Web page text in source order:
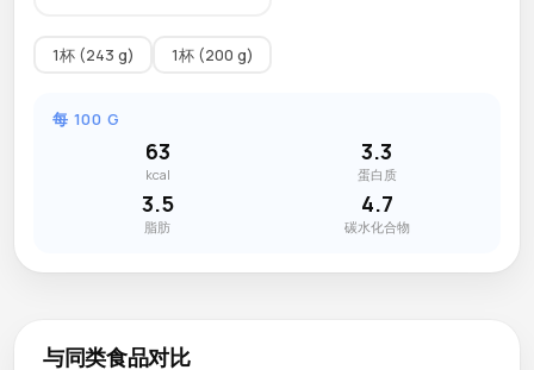
1杯 (243 g) 1杯 (200 g)
每 100 G
63
kcal
3.3
蛋白质
3.5
脂肪
4.7
碳水化合物
与同类食品对比